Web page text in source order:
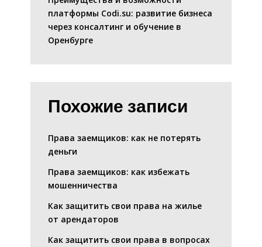
платформы Codi.su: развитие бизнеса
через консалтинг и обучение в
Оренбурге
Похожие записи
Права заемщиков: как не потерять
деньги
Права заемщиков: как избежать
мошенничества
Как защитить свои права на жилье
от арендаторов
Как защитить свои права в вопросах